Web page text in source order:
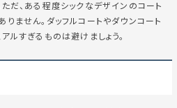
だ、ある程度シックなデザインのコート
ません。ダッフルコートやダウンコート
ルすぎるものは避けましょう。